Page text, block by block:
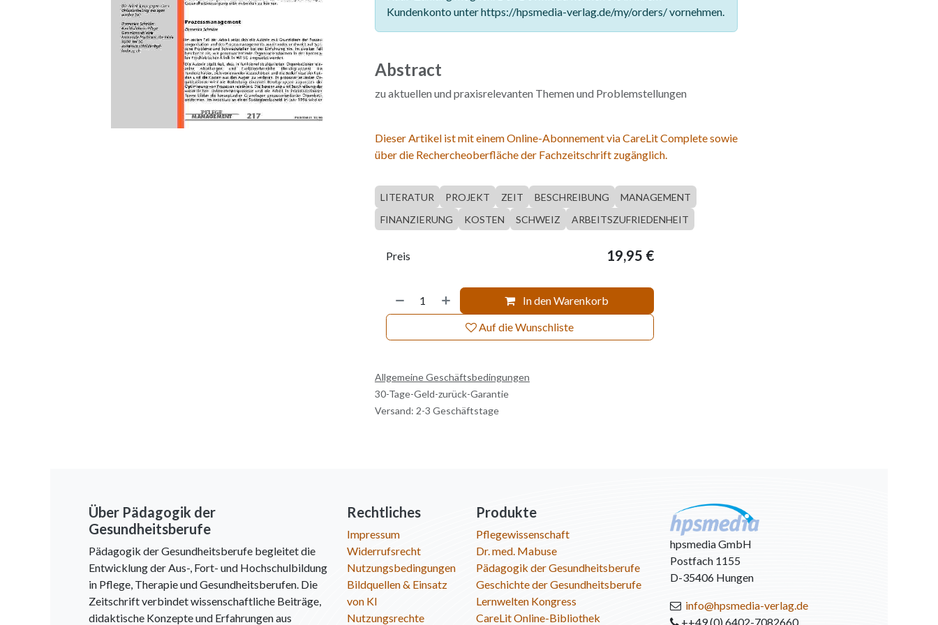
Kundenkonto unter https://hpsmedia-verlag.de/my/orders/ vornehmen.
Abstract
zu aktuellen und praxisrelevanten Themen und Problemstellungen
Dieser Artikel ist mit einem Online-Abonnement via CareLit Complete sowie
über die Rechercheoberfläche der Fachzeitschrift zugänglich.
LITERATUR PROJEKT ZEIT BESCHREIBUNG
MANAGEMENT
FINANZIERUNG
KOSTEN SCHWEIZ ARBEITSZUFRIEDENHEIT
In den Warenkorb
Auf die Wunschliste
Preis 19,95 €
Allgemeine Geschäftsbedingungen
30-Tage-Geld-zurück-Garantie
Versand: 2-3 Geschäftstage
Über Pädagogik der
Gesundheitsberufe
Pädagogik der Gesundheitsberufe begleitet die
Entwicklung der Aus-, Fort- und Hochschulbildung
in Pflege, Therapie und Gesundheitsberufen. Die
Zeitschrift verbindet wissenschaftliche Beiträge,
didaktische Konzepte und Erfahrungen aus
Rechtliches
Impressum
Widerrufsrecht
Nutzungsbedingungen
Bildquellen & Einsatz
von KI
Nutzungsrechte
Produkte
Pflegewissenschaft
Dr. med. Mabuse
Pädagogik der Gesundheitsberufe
Geschichte der Gesundheitsberufe
Lernwelten Kongress
CareLit Online-Bibliothek
hpsmedia GmbH
Postfach 1155
D-35406 Hungen
info@hpsmedia-verlag.de
++49 (0) 6402-7082660